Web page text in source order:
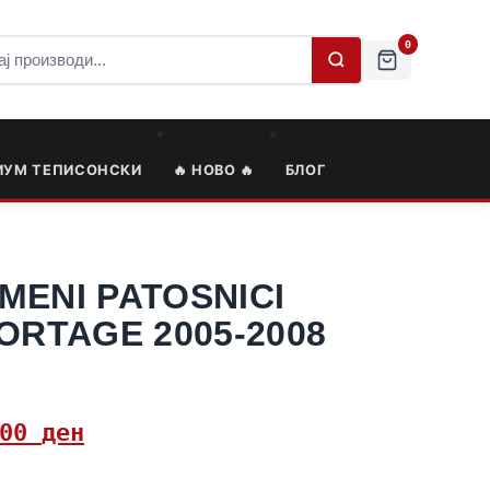
0
ТЕПИСОНСКИ 🔥 НОВО 🔥 БЛОГ
PATOSNICI
2005-2008
ден